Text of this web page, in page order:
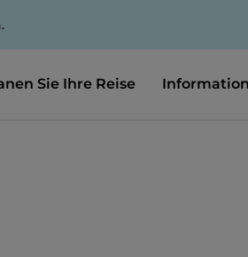
Sie Ihre Reise